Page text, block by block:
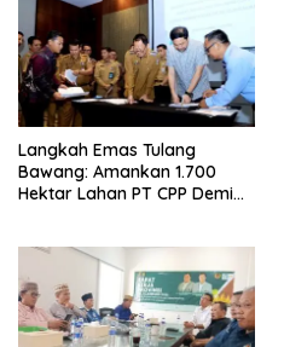
Langkah Emas Tulang
Bawang: Amankan 1.700
Hektar Lahan PT CPP Demi